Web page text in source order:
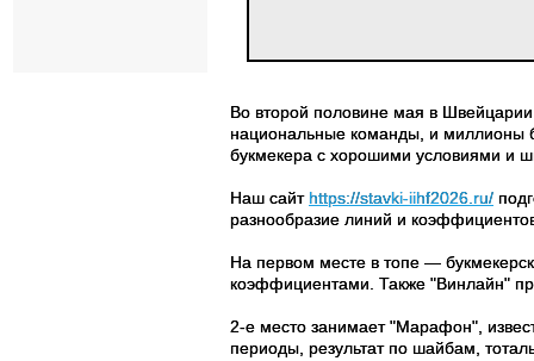
Во второй половине мая в
национальные команды, и миллионы
букмекера с хорошими условиями и
Наш сайт https://stavki-iihf2026.ru/
разнообразие линий и
На первом месте в топе —
коэффициентами. Также "Винлайн"
2-е место занимает "Марафон",
периоды, результат по шайбам,